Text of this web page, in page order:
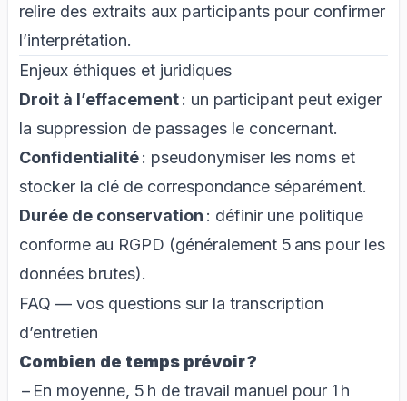
relire des extraits aux participants pour confirmer
l’interprétation.
Enjeux éthiques et juridiques
Droit à l’effacement: un participant peut exiger
la suppression de passages le concernant.
Confidentialité: pseudonymiser les noms et
stocker la clé de correspondance séparément.
Durée de conservation : définir une politique
conforme au RGPD (généralement 5 ans pour les
données brutes).
FAQ — vos questions sur la transcription
d’entretien
Combien de temps prévoir ?
– En moyenne, 5 h de travail manuel pour 1 h